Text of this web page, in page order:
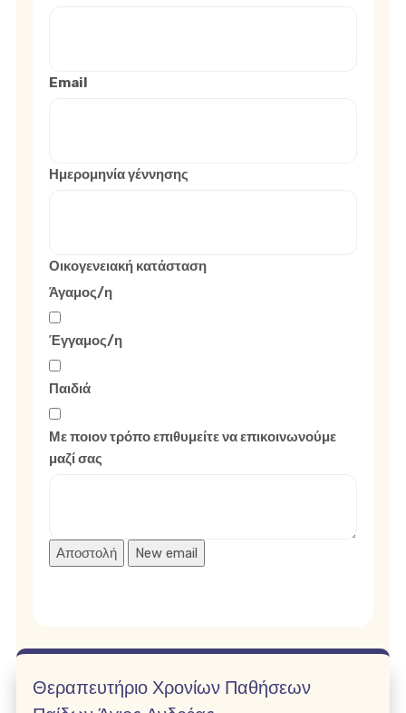
Email
Ημερομηνία γέννησης
Οικογενειακή κατάσταση
Άγαμος/η
Έγγαμος/η
Παιδιά
Με ποιον τρόπο επιθυμείτε να επικοινωνούμε
μαζί σας
Θεραπευτήριο Χρονίων Παθήσεων